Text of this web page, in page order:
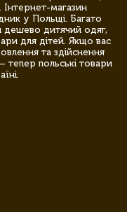
магазин
у Польщі. Багато
дитячий одяг,
для дітей. Якщо вас
та здійснення
тепер польські товари